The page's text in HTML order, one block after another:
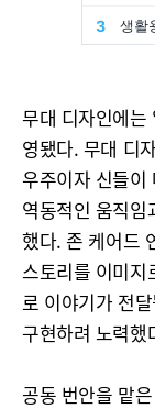
무대 디자인에는
영됐다. 무대 디
우주이자 신들이
역동적인 움직임
했다. 존 케어드
스토리를 이미지
로 이야기가 전
구현하려 노력했
공동 번안을 맡